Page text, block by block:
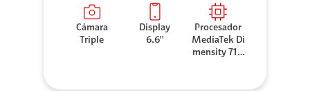
Cámara
Triple
Display
6.6''
Procesador
MediaTek Di
mensity 710